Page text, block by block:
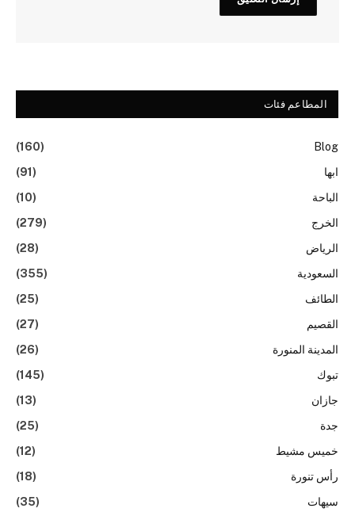
المطاعم فئات
Blog
(160)
ابها
(91)
الباحة
(10)
الخرج
(279)
الرياض
(28)
السعودية
(355)
الطائف
(25)
القصيم
(27)
المدينة المنورة
(26)
تبوك
(145)
جازان
(13)
جدة
(25)
خميس مشيط
(12)
رأس تنورة
(18)
سيهات
(35)